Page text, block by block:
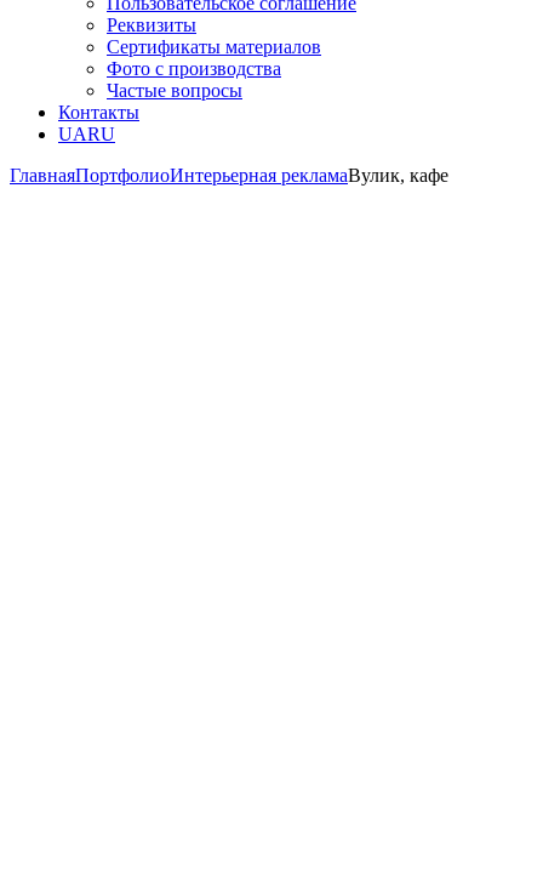
Реквизиты
Сертификаты материалов
Фото с производства
Частые вопросы
Контакты
UARU
ГлавнаяПортфолиоИнтерьерная рекламаВулик, кафе